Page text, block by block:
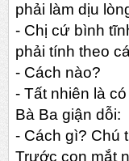
phải làm dịu
- Chị cứ bình
phải tính theo
- Cách nào?
- Tất nhiên là
Bà Ba giận dỗi:
- Cách gì? Chú
Trước con mắt